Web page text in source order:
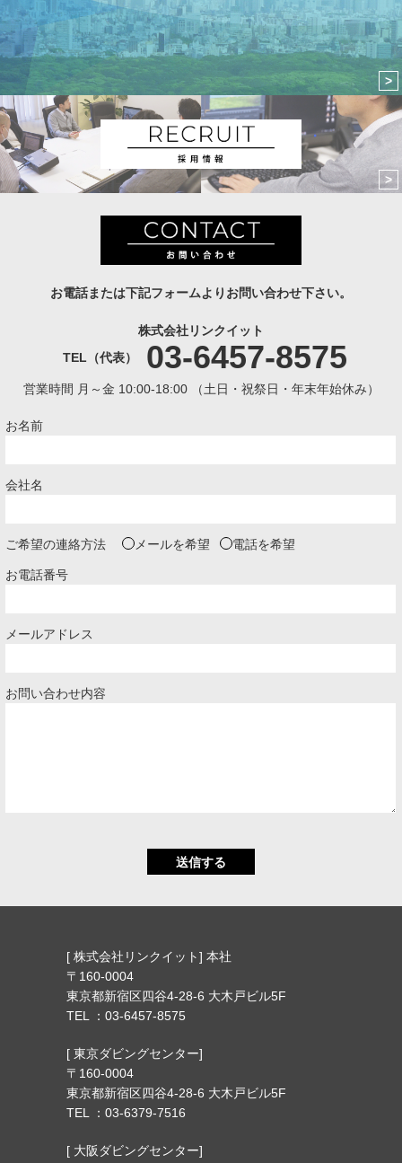
お電話または下記フォームよりお問い合わせ下さい。
株式会社リンクイット
TEL（代表）
03-6457-8575
営業時間 月～金 10:00-18:00 （土日・祝祭日・年末年始休み）
お名前
会社名
ご希望の連絡方法 メールを希望 電話を希望
お電話番号
メールアドレス
お問い合わせ内容
送信する
[ 株式会社リンクイット] 本社
〒160-0004
東京都新宿区四谷4-28-6 大木戸ビル5F
TEL ：03-6457-8575
[ 東京ダビングセンター]
〒160-0004
東京都新宿区四谷4-28-6 大木戸ビル5F
TEL ：03-6379-7516
[ 大阪ダビングセンター]